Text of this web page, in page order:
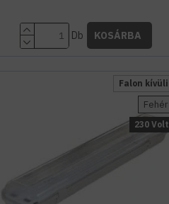
Db KOSÁRBA
Falon kívüli
Fehér
230 Volt